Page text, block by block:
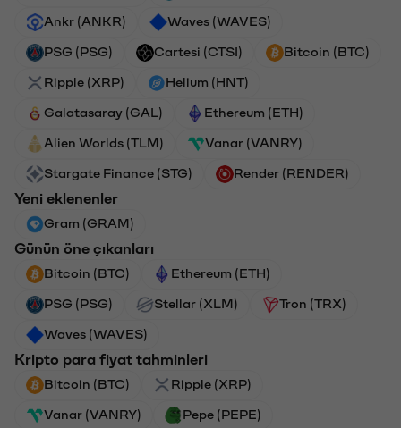
Ankr (ANKR) Waves (WAVES)
PSG (PSG) Cartesi (CTSI) Bitcoin (BTC)
Ripple (XRP) Helium (HNT)
Galatasaray (GAL) Ethereum (ETH)
Alien Worlds (TLM) Vanar (VANRY)
Stargate Finance (STG) Render (RENDER)
Yeni eklenenler
Gram (GRAM)
Günün öne çıkanları
Bitcoin (BTC) Ethereum (ETH)
PSG (PSG) Stellar (XLM) Tron (TRX)
Waves (WAVES)
Kripto para fiyat tahminleri
Bitcoin (BTC) Ripple (XRP)
Vanar (VANRY) Pepe (PEPE)